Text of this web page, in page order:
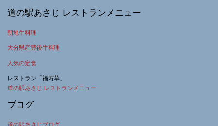
道の駅あさじ レストランメニュー
朝地牛料理
大分県産豊後牛料理
人気の定食
レストラン「福寿草」
道の駅あさじ レストランメニュー
ブログ
道の駅あさじブログ